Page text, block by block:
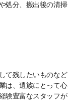
処分、搬出後の清掃
て残したいものなど
は、遺族にとって心
験豊富なスタッフが